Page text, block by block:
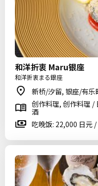
和洋折衷 Maru银座
和洋折衷まる銀座
新桥/汐留, 银座/有乐
创作料理, 创作料理 /
酒
吃晚饭: 22,000 日元